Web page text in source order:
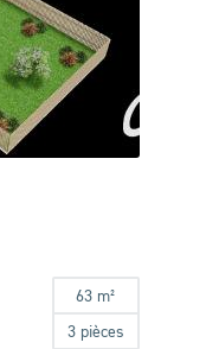
63 m²
3 pièces